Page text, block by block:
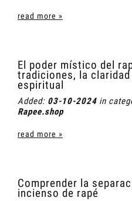
read more »
El poder místico del
tradiciones, la
espiritual
Added: 03-10-2024 in
Rapee.shop
read more »
Comprender la
incienso de rapé